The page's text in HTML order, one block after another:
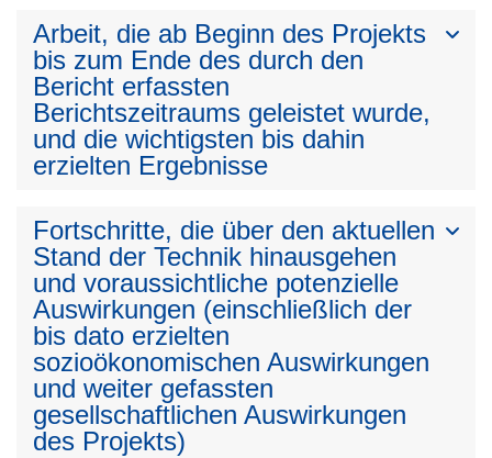
Arbeit, die ab Beginn des Projekts
bis zum Ende des durch den
Bericht erfassten
Berichtszeitraums geleistet wurde,
und die wichtigsten bis dahin
erzielten Ergebnisse
Fortschritte, die über den aktuellen
Stand der Technik hinausgehen
und voraussichtliche potenzielle
Auswirkungen (einschließlich der
bis dato erzielten
sozioökonomischen Auswirkungen
und weiter gefassten
gesellschaftlichen Auswirkungen
des Projekts)